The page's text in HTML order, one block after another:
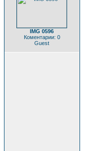
IMG 0596
Коментарии: 0
Guest